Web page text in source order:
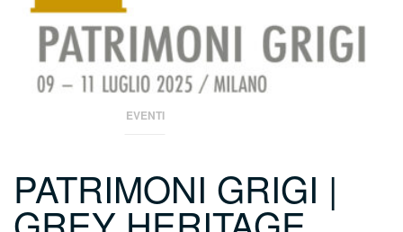
EVENTI
PATRIMONI GRIGI |